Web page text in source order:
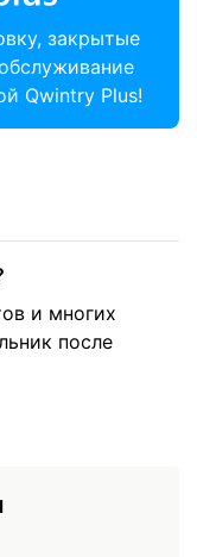
закрытые
Qwintry Plus!
и многих
после